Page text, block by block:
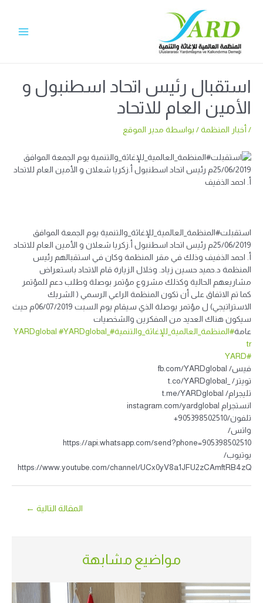
المحتوى
Menu
استقبال رئيس اتحاد اسطنبول و
الأمين العام للاتحاد
/ أخبار المنظمة / بواسطة مدير الموقع
استقبلت#المنظمة_العالمية_للإغاثة_والتنمية يوم الجمعة الموافق
25/06/2019م رئيس اتحاد اسطنبول أ.زكريا شعلان و الأمين العام للاتحاد
أ. احمد الذفيف وذلك في مقر المنظمة وكان في استقبالهم رئيس
المنظمة د.حميد حسين زياد. وخلال الزيارة قام الاتحاد باستعراض
مشاريعهم الحالية وكذلك مشروع مؤتمر بوصلة وطلب دعم للمؤتمر
كما تم الاتفاق على أن تكون المنظمة الراعي الرسمي ( الشريك
الاستراتيجي) ل مؤتمر بوصلة الذي سيقام يوم السبت 06/07/2019م حيث
سيكون هناك العديد من المفكرين والشخصيات
عامة#المنظمة_العالمية_للإغاثة_والتنمية#YARDglobal
#YARDglobal_
tr
#YARD
فيس/ fb.com/YARDglobal
تويتر/ _t.co/YARDglobal
تليجرام/ t.me/YARDglobal
انستجرام instagram.com/yardglobal
تلفون/905398502510+
واتس/
https://api.whatsapp.com/send?phone=905398502510
يوتيوب/
https://www.youtube.com/channel/UCx0yV8a1JFU2zCAmftRB4zQ
المقالة التالية ←
مواضيع مشابهة